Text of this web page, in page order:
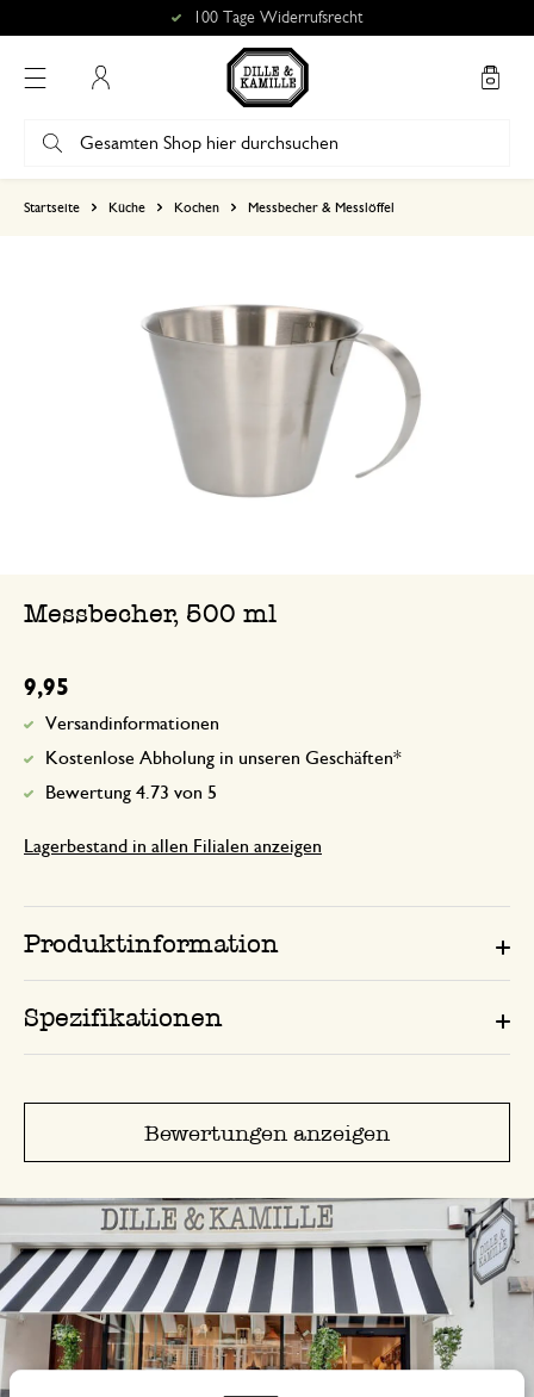
100 Tage Widerrufsrecht
Startseite Küche Kochen Messbecher & Messlöffel
Messbecher, 500 ml
9,95
Versandinformationen
Kostenlose Abholung in unseren Geschäften*
Bewertung 4.73 von 5
Lagerbestand in allen Filialen anzeigen
Produktinformation
Spezifikationen
Bewertungen anzeigen
23. September 2025